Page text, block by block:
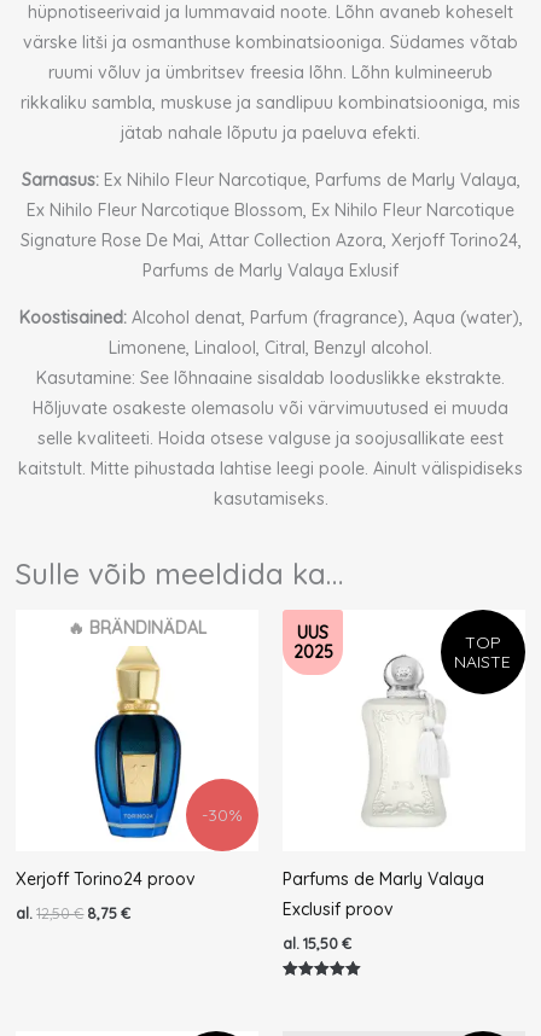
hüpnotiseerivaid ja lummavaid noote. Lõhn avaneb koheselt
värske litši ja osmanthuse kombinatsiooniga. Südames võtab
ruumi võluv ja ümbritsev freesia lõhn. Lõhn kulmineerub
rikkaliku sambla, muskuse ja sandlipuu kombinatsiooniga, mis
jätab nahale lõputu ja paeluva efekti.
Sarnasus:Ex Nihilo Fleur Narcotique, Parfums de Marly Valaya,
Ex Nihilo Fleur Narcotique Blossom, Ex Nihilo Fleur Narcotique
Signature Rose De Mai, Attar Collection Azora, Xerjoff Torino24,
Parfums de Marly Valaya Exlusif
Koostisained:Alcohol denat, Parfum (fragrance), Aqua (water),
Limonene, Linalool, Citral, Benzyl alcohol.
Kasutamine: See lõhnaaine sisaldab looduslikke ekstrakte.
Hõljuvate osakeste olemasolu või värvimuutused ei muuda
selle kvaliteeti. Hoida otsese valguse ja soojusallikate eest
kaitstult. Mitte pihustada lahtise leegi poole. Ainult välispidiseks
kasutamiseks.
Sulle võib meeldida ka…
🔥 BRÄNDINÄDAL
-30%
Xerjoff Torino24 proov
al.12,50€
Algne
hind
12,50 €.
8,75€
Praegune
hind
on:
8,75 €.
UUS
2025
TOP
NAISTE
Parfums de Marly Valaya
Exclusif proov
al.15,50€